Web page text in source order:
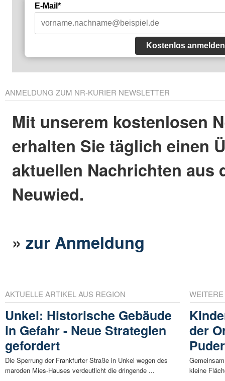
E-Mail*
Kostenlos anmelden
ANMELDUNG ZUM NR-KURIER NEWSLETTER
Mit unserem kostenlosen
erhalten Sie täglich einen
aktuellen Nachrichten aus
Neuwied.
»zur Anmeldung
AKTUELLE ARTIKEL AUS REGION
Unkel: Historische Gebäude
in Gefahr - Neue Strategien
gefordert
Die Sperrung der Frankfurter Straße in Unkel wegen des
maroden Mies-Hauses verdeutlicht die dringende ...
der
kleine